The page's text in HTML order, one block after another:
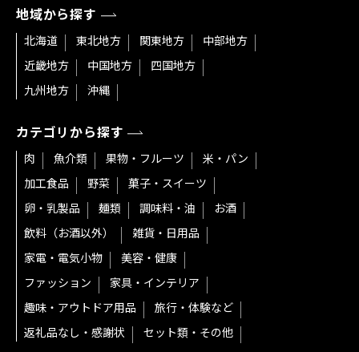
地域から探す
北海道 東北地方 関東地方
中部地方
近畿地方
中国地方
四国地方
九州地方
沖縄
カテゴリから探す
肉 魚介類 果物・フルーツ
米・パン
加工食品
野菜
菓子・スイーツ
卵・乳製品
麺類 調味料・油
お酒
飲料（お酒以外）
雑貨・日用品
家電・電気小物
美容・健康
ファッション
家具・インテリア
趣味・アウトドア用品
旅行・体験など
返礼品なし・感謝状
セット類・その他